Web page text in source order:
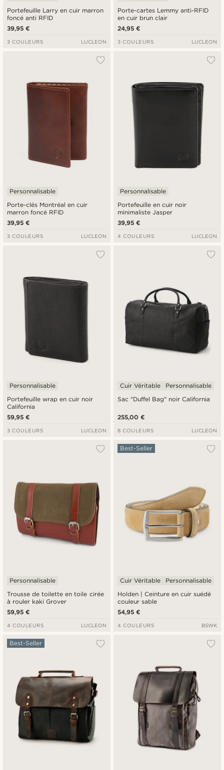
Portefeuille Larry en cuir marron
foncé anti RFID
39,95 €
3 COULEURS LUCLEON
Porte-cartes Lemmy anti-RFID
en cuir brun clair
24,95 €
3 COULEURS LUCLEON
Porte-clés Montréal en cuir
marron foncé RFID
Personnalisable
39,95 €
3 COULEURS LUCLEON
Portefeuille en cuir noir
minimaliste Jasper
Personnalisable
39,95 €
4 COULEURS LUCLEON
Portefeuille wrap en cuir noir
California
Personnalisable
59,95 €
3 COULEURS LUCLEON
Sac "Duffel Bag" noir California
Cuir Véritable Personnalisable
255,00 €
8 COULEURS LUCLEON
Trousse de toilette en toile cirée
à rouler kaki Grover
Personnalisable
59,95 €
4 COULEURS LUCLEON
Holden | Ceinture en cuir suédé
couleur sable
Best-Seller
Cuir Véritable Personnalisable
54,95 €
4 COULEURS BSWK
Best-Seller